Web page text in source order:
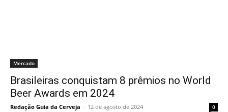
Mercado
Brasileiras conquistam 8 prêmios no World
Beer Awards em 2024
Redação Guia da Cerveja - 12 de agosto de 2024 0